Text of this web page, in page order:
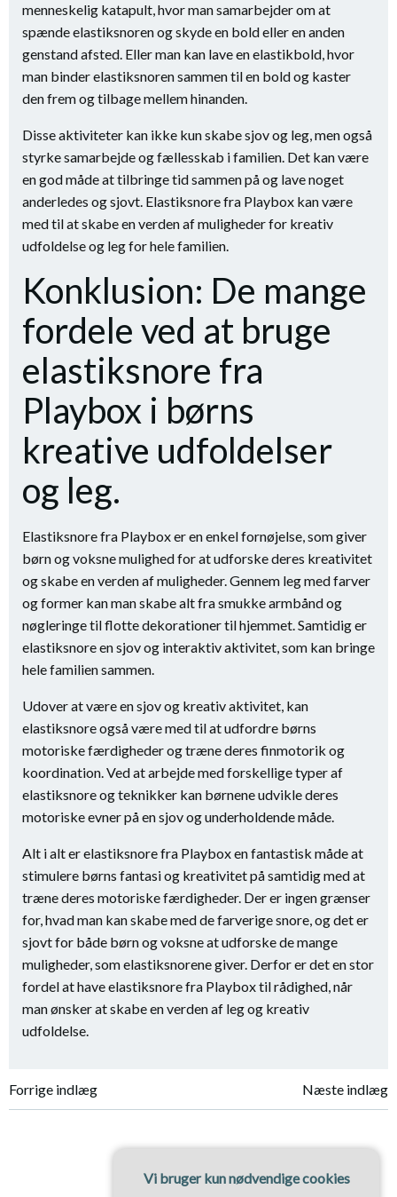
menneskelig katapult, hvor man samarbejder om at
spænde elastiksnoren og skyde en bold eller en anden
genstand afsted. Eller man kan lave en elastikbold, hvor
man binder elastiksnoren sammen til en bold og kaster
den frem og tilbage mellem hinanden.
Disse aktiviteter kan ikke kun skabe sjov og leg, men også
styrke samarbejde og fællesskab i familien. Det kan være
en god måde at tilbringe tid sammen på og lave noget
anderledes og sjovt. Elastiksnore fra Playbox kan være
med til at skabe en verden af muligheder for kreativ
udfoldelse og leg for hele familien.
Konklusion: De mange
fordele ved at bruge
elastiksnore fra
Playbox i børns
kreative udfoldelser
og leg.
Elastiksnore fra Playbox er en enkel fornøjelse, som giver
børn og voksne mulighed for at udforske deres kreativitet
og skabe en verden af muligheder. Gennem leg med farver
og former kan man skabe alt fra smukke armbånd og
nøgleringe til flotte dekorationer til hjemmet. Samtidig er
elastiksnore en sjov og interaktiv aktivitet, som kan bringe
hele familien sammen.
Udover at være en sjov og kreativ aktivitet, kan
elastiksnore også være med til at udfordre børns
motoriske færdigheder og træne deres finmotorik og
koordination. Ved at arbejde med forskellige typer af
elastiksnore og teknikker kan børnene udvikle deres
motoriske evner på en sjov og underholdende måde.
Alt i alt er elastiksnore fra Playbox en fantastisk måde at
stimulere børns fantasi og kreativitet på samtidig med at
træne deres motoriske færdigheder. Der er ingen grænser
for, hvad man kan skabe med de farverige snore, og det er
sjovt for både børn og voksne at udforske de mange
muligheder, som elastiksnorene giver. Derfor er det en stor
fordel at have elastiksnore fra Playbox til rådighed, når
man ønsker at skabe en verden af leg og kreativ
udfoldelse.
Indlægsnavigation
Forrige indlæg Næste indlæg
Vi bruger kun nødvendige cookies